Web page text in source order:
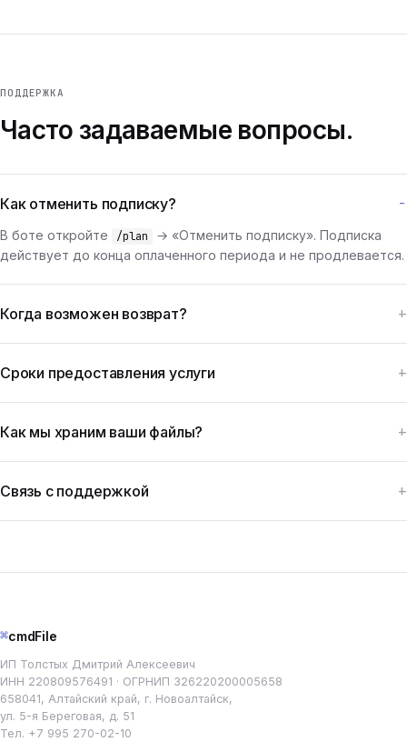
ПОДДЕРЖКА
Часто задаваемые вопросы.
Как отменить подписку?
В боте откройте /plan
→ «Отменить подписку». Подписка
действует до конца оплаченного периода и не продлевается.
Когда возможен возврат?
Сроки предоставления услуги
Как мы храним ваши файлы?
Связь с поддержкой
⌘cmdFile
ИП Толстых Дмитрий Алексеевич
ИНН 220809576491 · ОГРНИП 326220200005658
658041, Алтайский край, г. Новоалтайск,
ул. 5-я Береговая, д. 51
Тел. +7 995 270-02-10